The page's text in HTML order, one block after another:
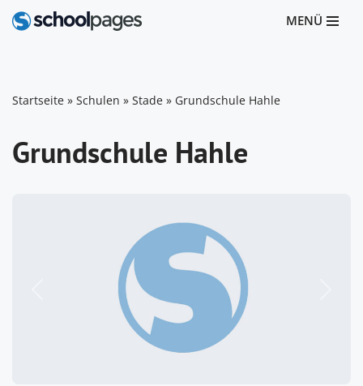
MENÜ
Startseite » Schulen » Stade » Grundschule Hahle
Grundschule Hahle